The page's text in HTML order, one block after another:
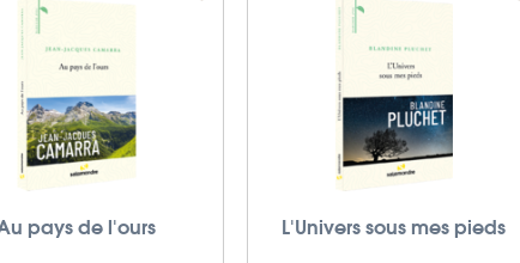
pays de l'ours L'Univers sous mes pieds